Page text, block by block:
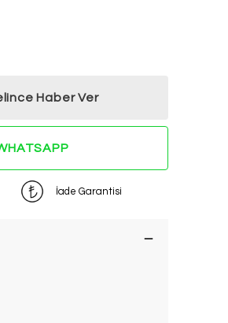
Haber Ver
İade Garantisi